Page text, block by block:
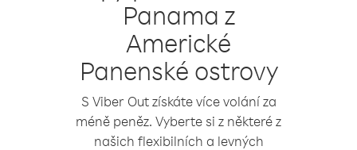
Panama z
Americké
Panenské ostrovy
S Viber Out získáte více volání za
méně peněz. Vyberte si z některé z
našich flexibilních a levných